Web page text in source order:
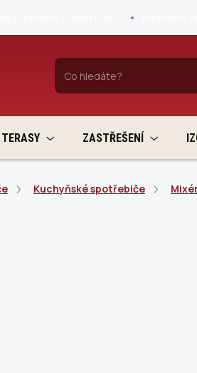
TERASY ZASTŘEŠENÍ
Kuchyňské spotřebiče